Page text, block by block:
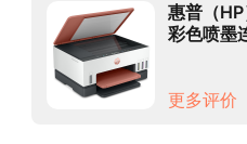
惠普（
彩色喷墨
更多评价